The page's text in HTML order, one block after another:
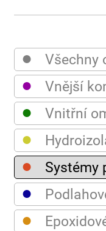
● Všechny
● Vnější
● Vnitřní
●
● Systémy
●
●